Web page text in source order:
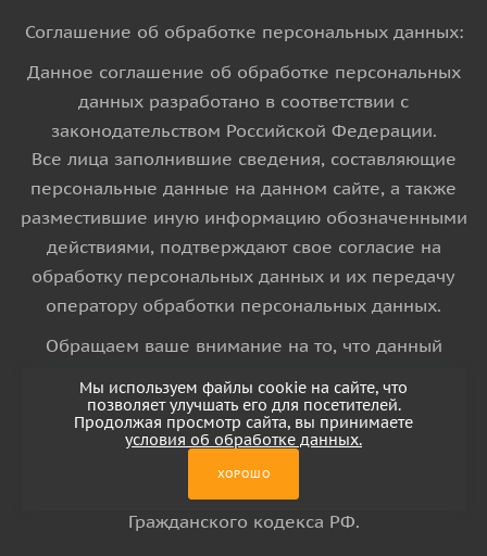
Соглашение об обработке персональных данных:
Данное соглашение об обработке персональных
данных разработано в соответствии с
законодательством Российской Федерации.
Все лица заполнившие сведения, составляющие
персональные данные на данном сайте, а также
разместившие иную информацию обозначенными
действиями, подтверждают свое согласие на
обработку персональных данных и их передачу
оператору обработки персональных данных.
Обращаем ваше внимание на то, что данный
информационный характер и ни при каких
условиях информационные материалы и цены,
Гражданского кодекса РФ.
Мы используем файлы cookie на сайте, что
позволяет улучшать его для посетителей.
Продолжая просмотр сайта, вы принимаете
условия об обработке данных.
ХОРОШО